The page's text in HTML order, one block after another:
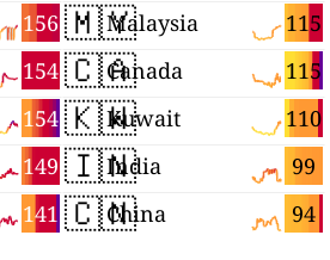
156
154
154
149
141
🇲🇾 115
Malaysia
🇨🇦 115
Canada
🇰🇼 110
Kuwait
🇮🇳 99
India
🇨🇳 94
China